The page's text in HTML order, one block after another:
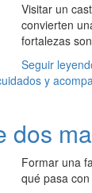
Visitar un
convierten
fortalezas
Seguir
dos
Formar una
qué pasa